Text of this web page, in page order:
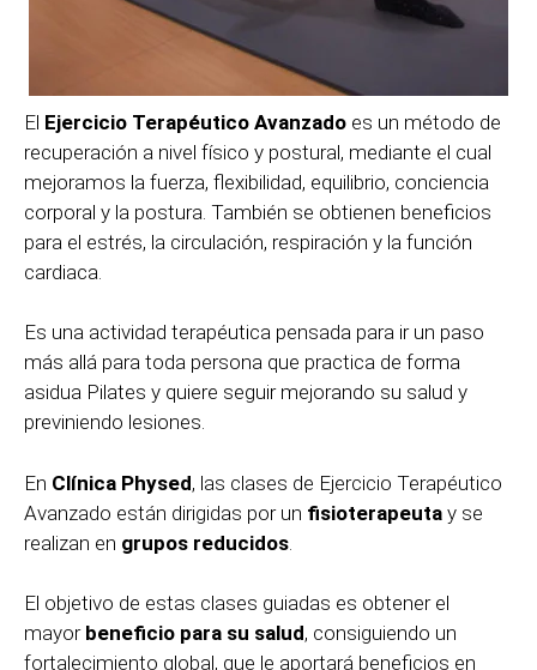
El Ejercicio Terapéutico Avanzado es un método de
recuperación a nivel físico y postural, mediante el cual
mejoramos la fuerza, flexibilidad, equilibrio, conciencia
corporal y la postura. También se obtienen beneficios
para el estrés, la circulación, respiración y la función
cardiaca.
Es una actividad terapéutica pensada para ir un paso
más allá para toda persona que practica de forma
asidua Pilates y quiere seguir mejorando su salud y
previniendo lesiones.
En Clínica Physed, las clases de Ejercicio Terapéutico
Avanzado están dirigidas por un fisioterapeuta y se
realizan en grupos reducidos
El objetivo de estas clases guiadas es obtener el
mayor beneficio para su salud, consiguiendo un
fortalecimiento global, que le aportará beneficios en